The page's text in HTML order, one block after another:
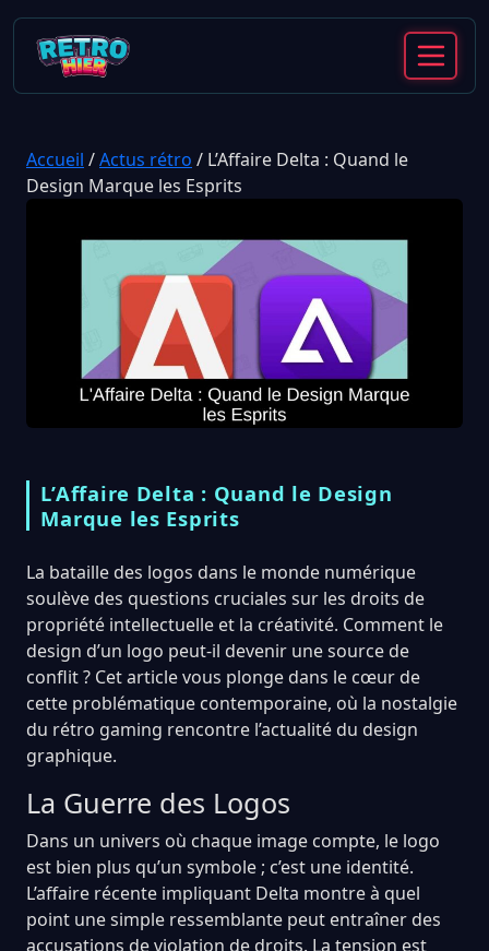
Accueil /Actus rétro / L’Affaire Delta : Quand le
Design Marque les Esprits
L’Affaire Delta : Quand le Design
Marque les Esprits
La bataille des logos dans le monde numérique
soulève des questions cruciales sur les droits de
propriété intellectuelle et la créativité. Comment le
design d’un logo peut-il devenir une source de
conflit ? Cet article vous plonge dans le cœur de
cette problématique contemporaine, où la nostalgie
du rétro gaming rencontre l’actualité du design
graphique.
La Guerre des Logos
Dans un univers où chaque image compte, le logo
est bien plus qu’un symbole ; c’est une identité.
L’affaire récente impliquant Delta montre à quel
point une simple ressemblante peut entraîner des
accusations de violation de droits. La tension est